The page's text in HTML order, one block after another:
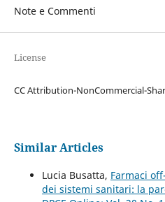
Note e Commenti
License
CC Attribution-NonCommercial-
Similar Articles
Lucia Busatta, Farmaci
dei sistemi sanitari: la